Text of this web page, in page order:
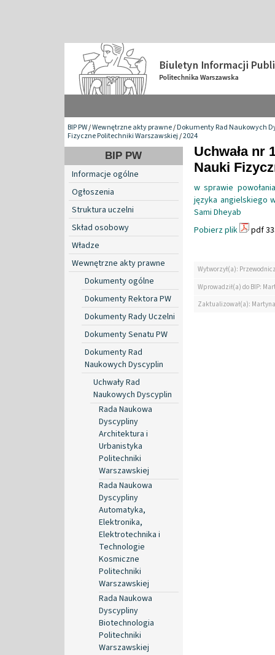
BIP PW/Wewnętrzne akty prawne/Dokumenty Rad Naukowych
Fizyczne Politechniki Warszawskiej/2024
BIP PW
Informacje ogólne
Ogłoszenia
Struktura uczelni
Skład osobowy
Władze
Wewnętrzne akty prawne
Dokumenty ogólne
Dokumenty Rektora PW
Dokumenty Rady Uczelni
Dokumenty Senatu PW
Dokumenty Rad
Naukowych Dyscyplin
Uchwały Rad
Naukowych Dyscyplin
Rada Naukowa
Dyscypliny
Architektura i
Urbanistyka
Politechniki
Warszawskiej
Rada Naukowa
Dyscypliny
Automatyka,
Elektronika,
Elektrotechnika i
Technologie
Kosmiczne
Politechniki
Warszawskiej
Rada Naukowa
Dyscypliny
Biotechnologia
Politechniki
Warszawskiej
Uchwała nr
Nauki
w sprawie
języka angielskiego
Sami Dheyab
Pobierz plik
pdf
Wytworzył(a):
Wprowadził(a) do BIP:
Zaktualizował(a):